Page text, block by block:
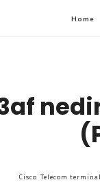
Home
Cisco Telecom